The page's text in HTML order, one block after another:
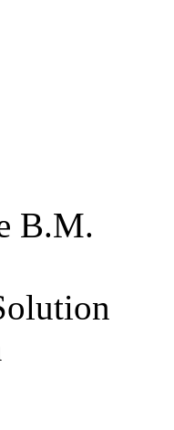
B.M.